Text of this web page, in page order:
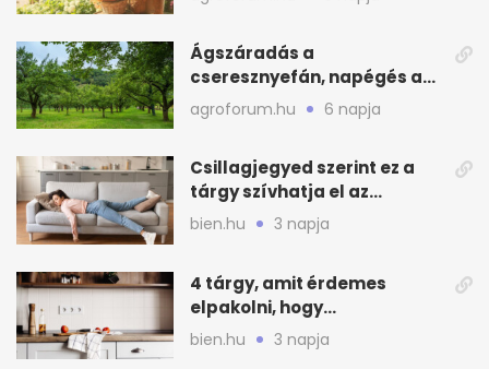
Ágszáradás a
cseresznyefán, napégés a
kajszin: mit tehetsz most?
agroforum.hu 6 napja
Csillagjegyed szerint ez a
tárgy szívhatja el az
otthonod energiáját
bien.hu 3 napja
4 tárgy, amit érdemes
elpakolni, hogy
hűvösebbnek tűnjön a lakás
bien.hu 3 napja